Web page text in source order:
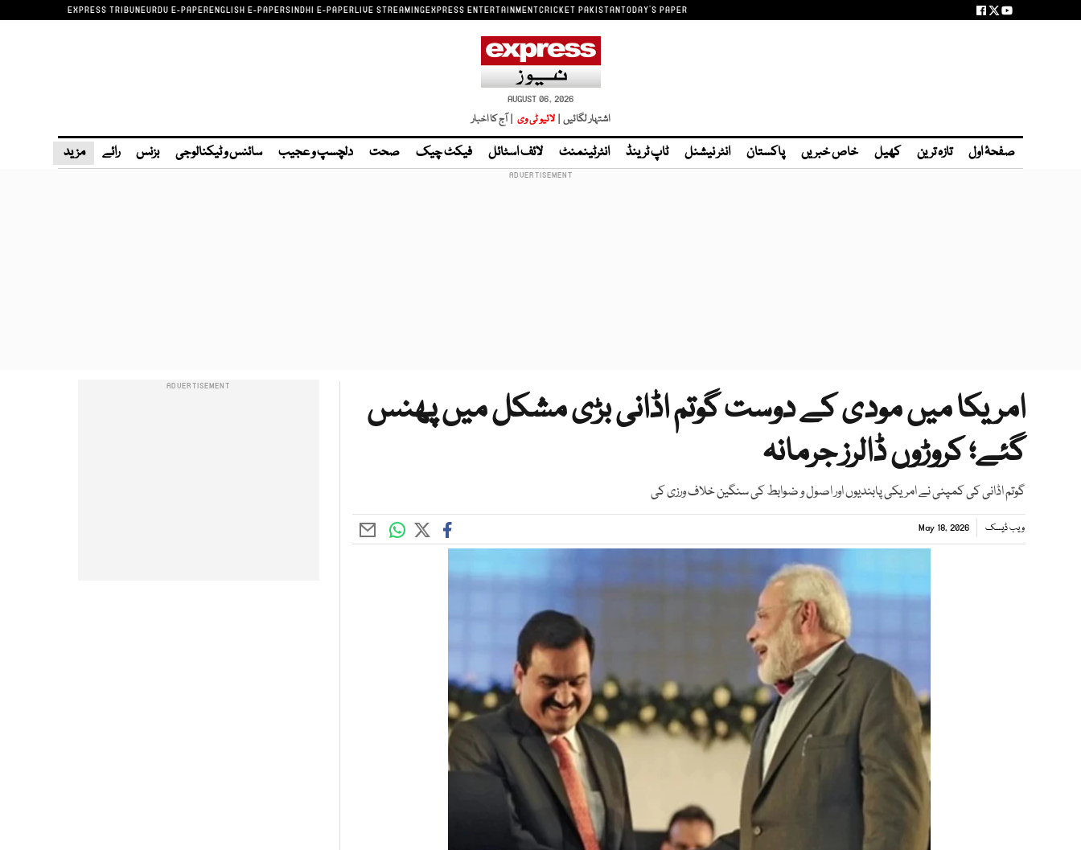
EXPRESS TRIBUNEURDU E-PAPERENGLISH E-PAPERSINDHI E-PAPERLIVE STREAMINGEXPRESS ENTERTAINMENTCRICKET PAKISTANTODAY'S PAPER
AUGUST 06, 2026
اشتہار لگائیں | لائیو ٹی وی | آج کا اخبار
صفحۂ اول تازہ ترین کھیل خاص خبریں پاکستان انٹر نیشنل ٹاپ ٹرینڈ انٹرٹینمنٹ لائف اسٹائل فیکٹ چیک صحت دلچسپ و عجیب سائنس و ٹیکنالوجی بزنس رائے مزید
امریکا میں مودی کے دوست گوتم اڈانی بڑی مشکل میں پھنس
گئے؛ کروڑوں ڈالرز جرمانہ
گوتم اڈانی کی کمپنی نے امریکی پابندیوں اور اصول و ضوابط کی سنگین خلاف ورزی کی
ویب ڈیسک May 18, 2026